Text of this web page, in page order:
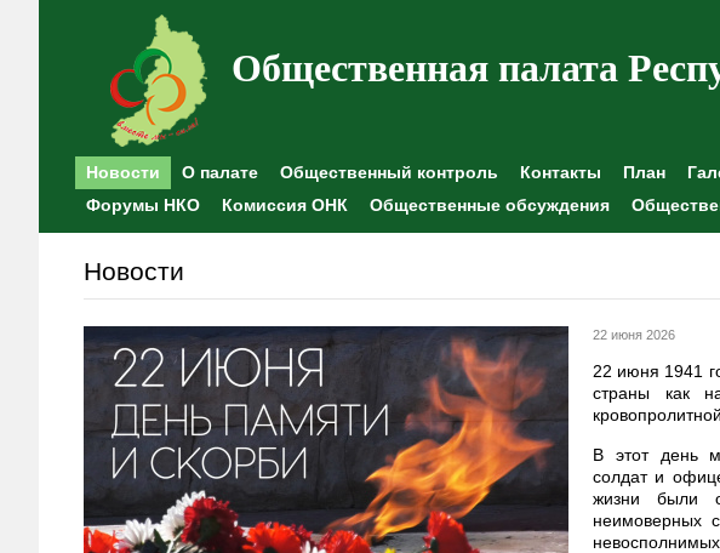
Общественная палата
Новости О палате Общественный контроль Контакты План
Форумы НКО
Комиссия ОНК Общественные обсуждения
Новости
22 июня 2026
22 июня 1941
страны как
В этот день
солдат и
жизни были
неимоверных